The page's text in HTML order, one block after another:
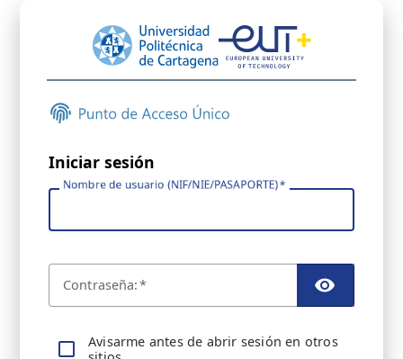
Iniciar sesión
Nombre de usuario (NIF/NIE/PASAPORTE)
Contraseña:
Avisarme antes de abrir sesión en otros